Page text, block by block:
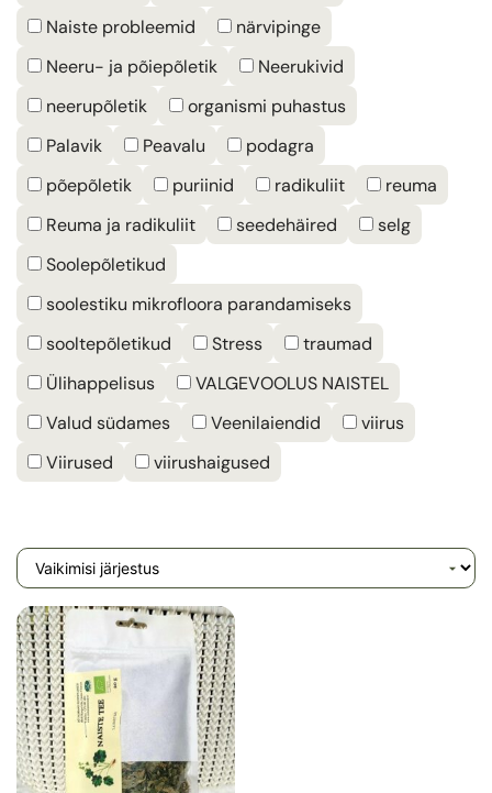
Naiste probleemid
närvipinge
Neeru- ja põiepõletik
Neerukivid
neerupõletik
organismi puhastus
Palavik
Peavalu
podagra
põepõletik
puriinid radikuliit
reuma
Reuma ja radikuliit
seedehäired
selg
Soolepõletikud
soolestiku mikrofloora parandamiseks
sooltepõletikud
Stress
traumad
Ülihappelisus
VALGEVOOLUS NAISTEL
Valud südames
Veenilaiendid
viirus
Viirused
viirushaigused